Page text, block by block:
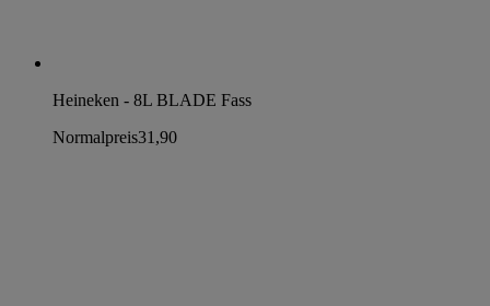
Heineken - 8L BLADE Fass
Normalpreis31,90